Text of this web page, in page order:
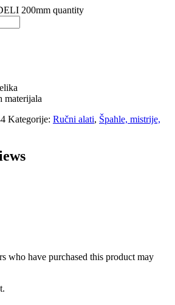
200mm quantity
materijala
Kategorije: Ručni alati, Špahle, mistrije,
who have purchased this product may